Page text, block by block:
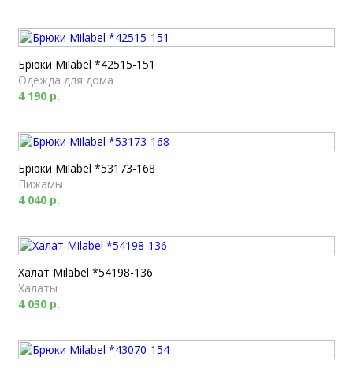
Брюки Milabel *42515-151
Одежда для дома
4 190 р.
Брюки Milabel *53173-168
Пижамы
4 040 р.
Халат Milabel *54198-136
Халаты
4 030 р.